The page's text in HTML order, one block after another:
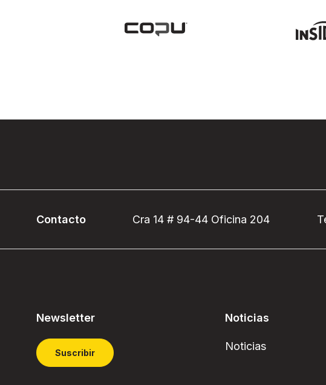
Contacto Cra 14 # 94-44 Oficina 204
Newsletter
Suscribir
Noticias
Noticias